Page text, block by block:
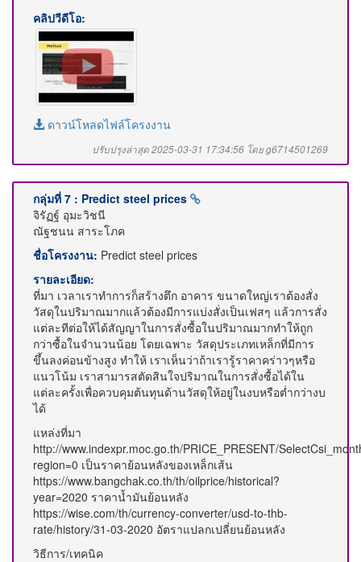
คลิปวีดีโอ:
ดาวน์โหลดไฟล์โครงงาน
ปรับปรุงล่าสุด 2025-03-31 17:34:56 โดย g6714501269
กลุ่มที่ 7 : Predict steel prices
จิรัฏฐ์ อุมะวิชนี
ณัฐชนน สาระโภค
ชื่อโครงงาน: Predict steel prices
รายละเอียด:
ที่มา เวลาเราทำการก็สร้างตึก อาคาร ขนาดใหญ่เราต้องสั่ง
วัสดุในปริมาณมากแล้วต้องมีการแบ่งสั่งเป็นเฟสๆ แล้วการสั่ง
แต่ละทีต่อให้ได้สัญญาในการสั่งซื้อในปริมาณมากทำให้ถูก
กว่าซื้อในจำนวนน้อย โดยเฉพาะ วัสดุประเภทเหล็กที่มีการ
ขึ้นลงค่อนข้างสูง ทำให้ เราเห็นว่าถ้าเรารู้ราคาคร่าวๆหรือ
แนวโน้ม เราสามารสตัดสินใจปริมาณในการสั่งซื้อได้ใน
แต่ละครั้งเพื่อควบคุมต้นทุนด้านวัสดุให้อยู่ในงบหรือต่ำกว่างบ
ได้
แหล่งที่มา
http://www.indexpr.moc.go.th/PRICE_PRESENT/
region=0 เป็นราคาย้อนหลังของเหล็กเส้น
https://www.bangchak.co.th/th/oilprice/historical?
year=2020 ราคาน้ำมันย้อนหลัง
https://wise.com/th/currency-converter/usd-to-thb-
rate/history/31-03-2020 อัตราแปลกเปลี่ยนย้อนหลัง
วิธีการ/เทคนิค